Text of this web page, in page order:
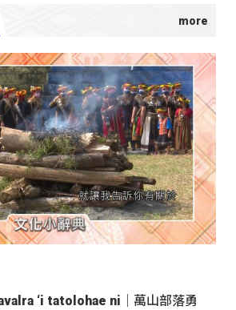
‘i tatolohae ni｜萬山部落勇